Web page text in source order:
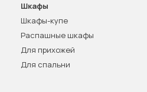
Шкафы
Шкафы-купе
Распашные шкафы
Для прихожей
Для спальни